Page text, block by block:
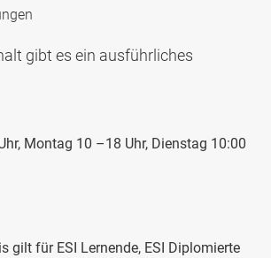
gibt es ein ausführliches
Montag 10 –18 Uhr, Dienstag 10:00
gilt für ESI Lernende, ESI Diplomierte